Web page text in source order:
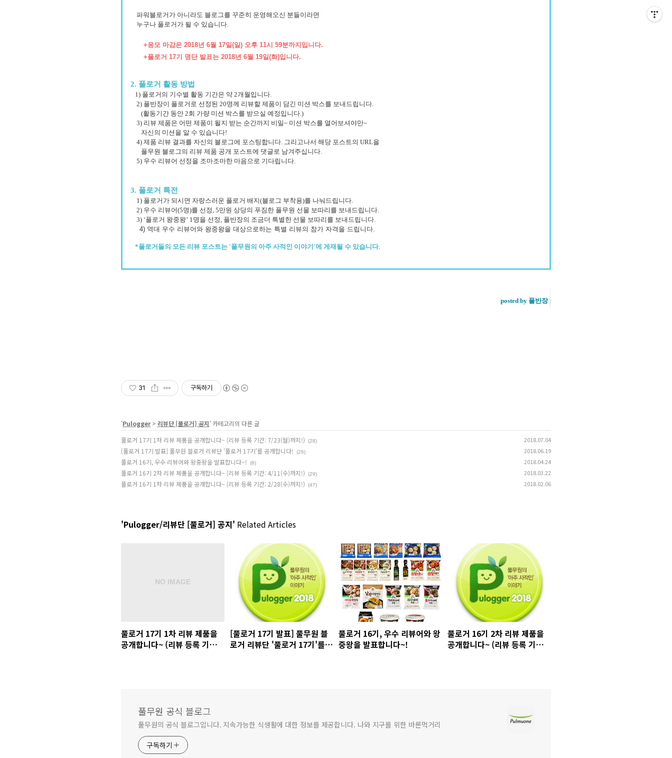
파워블로거가 아니라도 블로그를 꾸준히 운영해오신 분들이라면
누구나 풀로거가 될 수 있습니다.
+응모 마감은 2018년 6월 17일(일) 오후 11시 59분까지입니다.
+풀로거 17기 명단 발표는 2018년 6월 19일(화)입니다.
2. 풀로거 활동 방법
1) 풀로거의 기수별 활동 기간은 약 2개월입니다.
2) 풀반장이 풀로거로 선정된 20명께 리뷰할 제품이 담긴 미션 박스를 보내드립니다.
(활동기간 동안 2회 가량 미션 박스를 받으실 예정입니다.)
3) 리뷰 제품은 어떤 제품이 될지 받는 순간까지 비밀~ 미션 박스를 열어보셔야만~
자신의 미션을 알 수 있습니다!
4) 제품 리뷰 결과를 자신의 블로그에 포스팅합니다. 그리고나서 해당 포스트의 URL을
풀무원 블로그 의 리뷰 제품 공개 포스트에 댓글로 남겨주십니다.
5) 우수 리뷰어 선정을 조마조마한 마음으로 기다립니다.
3. 풀로거 특전
1) 풀로거가 되시면 자랑스러운 풀로거 배지(블로그 부착용)를 나눠드립니다.
2) 우수 리뷰어(5명)를 선정, 5만원 상당의 푸짐한 풀무원 선물 보따리를 보내드립니다.
3) ‘풀로거 왕중왕’ 1명을 선정, 풀반장의 조금더 특별한 선물 보따리를 보내드립니다.
4) 역대 우수 리뷰어와 왕중왕을 대상으로하는 특별 리뷰의 참가 자격을 드립니다.
*풀로거들의 모든 리뷰 포스트는 '풀무원의 아주 사적인 이야기'에 게재될 수 있습니다.
posted by 풀반장
31 구독하기
'Pulogger> 리뷰단 [풀로거] 공지' 카테고리의 다른 글
풀로거 17기 1차 리뷰 제품을 공개합니다~ (리뷰 등록 기간: 7/23(월)까지!)
(28) 2018.07.04
[풀로거 17기 발표] 풀무원 블로거 리뷰단 '풀로거 17기'를 공개합니다! (26) 2018.06.19
풀로거 16기, 우수 리뷰어와 왕중왕을 발표합니다~! (8) 2018.04.24
풀로거 16기 2차 리뷰 제품을 공개합니다~ (리뷰 등록 기간: 4/11(수)까지!) (29) 2018.03.22
풀로거 16기 1차 리뷰 제품을 공개합니다~ (리뷰 등록 기간: 2/28(수)까지!) (47) 2018.02.06
'Pulogger/리뷰단 [풀로거] 공지' Related Articles
풀로거 17기 1차 리뷰 제품을
공개합니다~ (리뷰 등록 기간:
[풀로거 17기 발표] 풀무원 블
로거 리뷰단 '풀로거 17기'를
풀로거 16기, 우수 리뷰어와 왕
중왕을 발표합니다~!
풀로거 16기 2차 리뷰 제품을
공개합니다~ (리뷰 등록 기간:
풀무원 공식 블로그
풀무원의 공식 블로그입니다. 지속가능한 식생활에 대한 정보를 제공합니다. 나와 지구를 위한 바른먹거리
구독하기